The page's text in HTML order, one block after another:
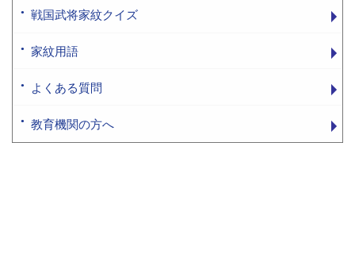
戦国武将家紋クイズ
家紋用語
よくある質問
教育機関の方へ